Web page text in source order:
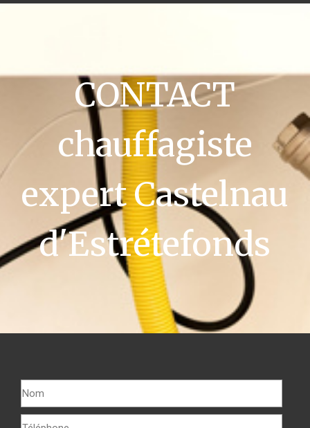
CONTACT
chauffagiste
expert Castelnau
d'Estrétefonds